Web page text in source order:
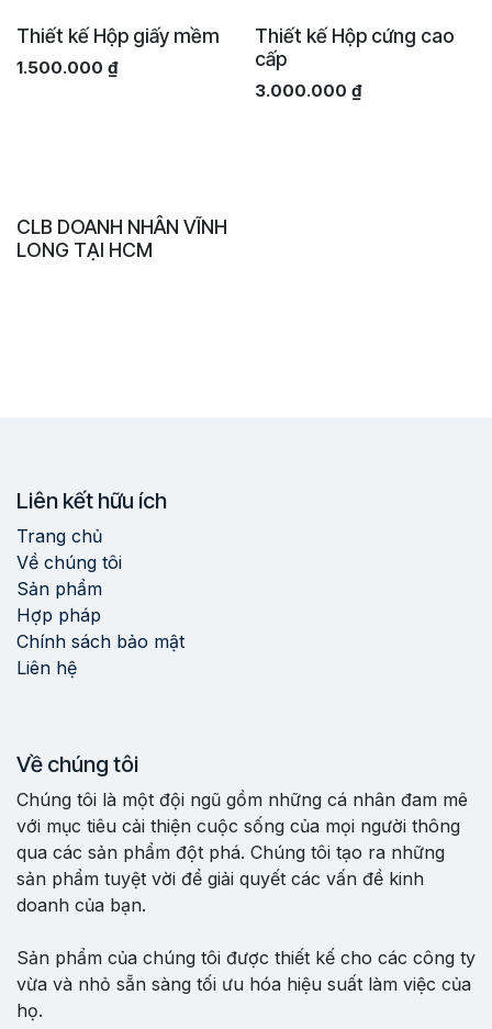
Thiết kế Hộp giấy mềm
1.500.000 ₫
Thiết kế Hộp cứng cao
cấp
3.000.000 ₫
CLB DOANH NHÂN VĨNH
LONG TẠI HCM
Liên kết hữu ích
Trang chủ
Về chúng tôi
Sản phẩm
Hợp pháp
Chính sách bảo mật
Liên hệ
Về chúng tôi
Chúng tôi là một đội ngũ gồm những cá nhân đam mê
với mục tiêu cải thiện cuộc sống của mọi người thông
qua các sản phẩm đột phá. Chúng tôi tạo ra những
sản phẩm tuyệt vời để giải quyết các vấn đề kinh
doanh của bạn.
Sản phẩm của chúng tôi được thiết kế cho các công ty
vừa và nhỏ sẵn sàng tối ưu hóa hiệu suất làm việc của
họ.